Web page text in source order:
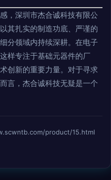
，深圳市杰合诚科技有限公
其扎实的制造功底、严谨的
分领域内持续深耕。在电子
样专注于基础元器件的厂
创新的重要力量。对于寻求
言，杰合诚科技无疑是一个
product/15.html